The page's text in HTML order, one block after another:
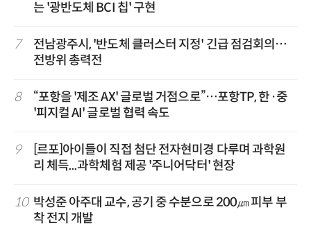
는 '광반도체 BCI 칩' 구현
7
전남광주시, '반도체 클러스터 지정' 긴급 점검회의…
전방위 총력전
8
“포항을 '제조 AX' 글로벌 거점으로”…포항TP, 한·중
'피지컬 AI' 글로벌 협력 속도
9
[르포]아이들이 직접 첨단 전자현미경 다루며 과학원
리 체득...과학체험 제공 '주니어닥터' 현장
10 박성준 아주대 교수, 공기 중 수분으로 200㎛ 피부 부
착 전지 개발